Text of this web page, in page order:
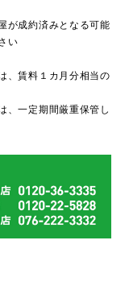
が成約済みとなる可能
い
、賃料１カ月分相当の
、一定期間厳重保管し